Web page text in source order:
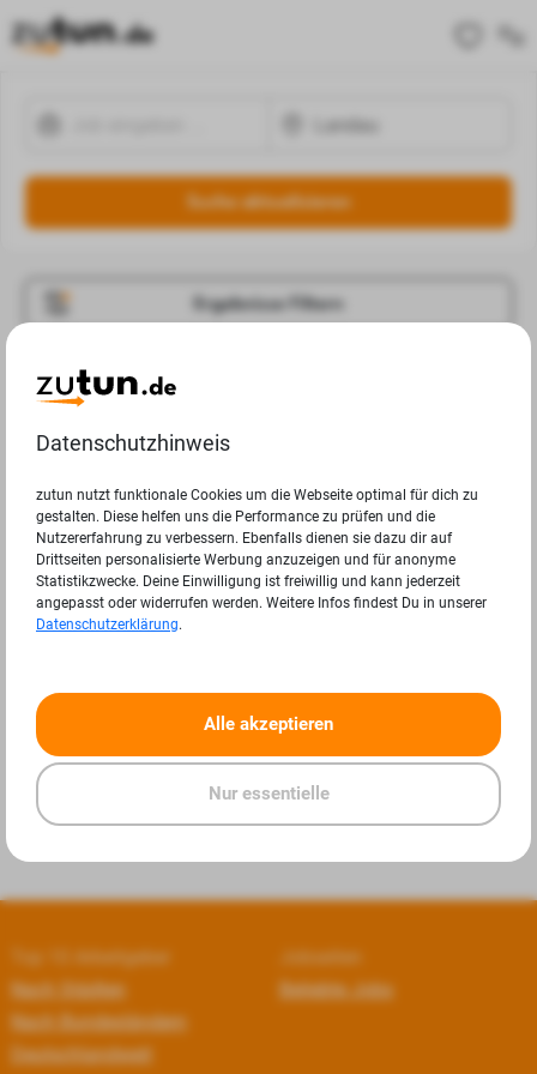
Suche aktualisieren
Ergebnisse Filtern
Jobangebote
Ergebnisse.
« »
Top 10 Arbeitgeber
Nach Städten
Nach Bundesländern
Deutschlandweit
Jobseiten
Beliebte Jobs
Datenschutzhinweis
zutun nutzt funktionale Cookies um die Webseite optimal für dich zu
gestalten. Diese helfen uns die Performance zu prüfen und die
Nutzererfahrung zu verbessern. Ebenfalls dienen sie dazu dir auf
Drittseiten personalisierte Werbung anzuzeigen und für anonyme
Statistikzwecke. Deine Einwilligung ist freiwillig und kann jederzeit
angepasst oder widerrufen werden. Weitere Infos findest Du in unserer
Datenschutzerklärung.
Alle akzeptieren
Nur essentielle